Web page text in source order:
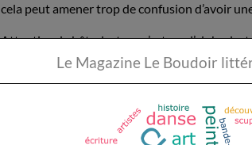
cela peut amener trop de confusion d’avoir
Attention, le bêta-lecteur n’est pas l’alpha-
bien ce dont vous avez besoin selon votre